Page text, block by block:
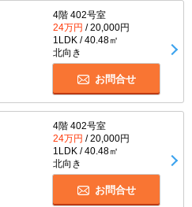
4階 402号室
24万円 / 20,000円
1LDK / 40.48㎡
北向き
お問合せ
4階 402号室
24万円 / 20,000円
1LDK / 40.48㎡
北向き
お問合せ